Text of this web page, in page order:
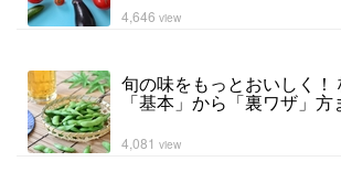
4,646 view
旬の味をもっとおいしく！
「基本」から「裏ワザ」方
4,081 view